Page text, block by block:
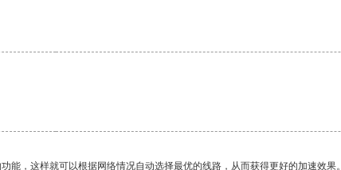
，这样就可以根据网络情况自动选择最优的线路，从而获得更好的加速效果。